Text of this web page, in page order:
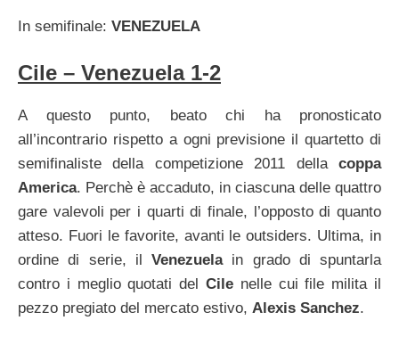
In semifinale: VENEZUELA
Cile – Venezuela 1-2
A questo punto, beato chi ha pronosticato
all’incontrario rispetto a ogni previsione il quartetto di
semifinaliste della competizione 2011 della coppa
America. Perchè è accaduto, in ciascuna delle quattro
gare valevoli per i quarti di finale, l’opposto di quanto
atteso. Fuori le favorite, avanti le outsiders. Ultima, in
ordine di serie, il Venezuela in grado di spuntarla
contro i meglio quotati del Cile nelle cui file milita il
pezzo pregiato del mercato estivo, Alexis Sanchez.